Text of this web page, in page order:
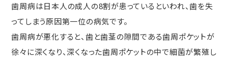
歯周病は日本人の成人の8割が患っているといわれ、歯を失
ってしまう原因第一位の病気です。
歯周病が悪化すると、歯と歯茎の隙間である歯周ポケットが
徐々に深くなり、深くなった歯周ポケットの中で細菌が繁殖し